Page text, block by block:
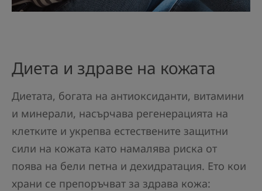
Диета и здраве на кожата
Диетата, богата на антиоксиданти, витамини
и минерали, насърчава регенерацията на
клетките и укрепва естествените защитни
сили на кожата като намалява риска от
поява на бели петна и дехидратация. Ето кои
храни се препоръчват за здрава кожа: